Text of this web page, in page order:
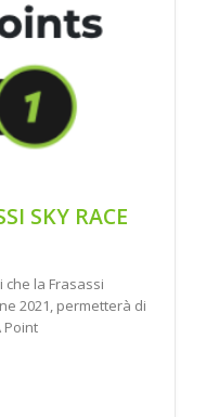
SKY RACE
che la Frasassi
2021, permetterà di
Point